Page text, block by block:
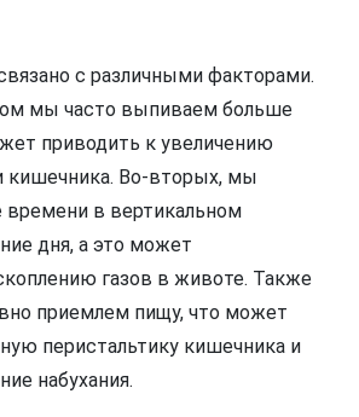
с различными факторами.
мы часто выпиваем больше
приводить к увеличению
кишечника. Во-вторых, мы
в вертикальном
дня, а это может
газов в животе. Также
приемлем пищу, что может
перистальтику кишечника и
набухания.